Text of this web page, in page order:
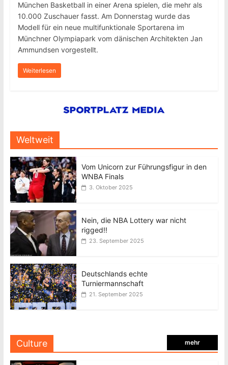
München Basketball in einer Arena spielen, die mehr als
10.000 Zuschauer fasst. Am Donnerstag wurde das
Modell für ein neue multifunktionale Sportarena im
Münchner Olympiapark vom dänischen Architekten Jan
Ammundsen vorgestellt.
Weiterlesen
Weltweit
Vom Unicorn zur Führungsfigur in den
WNBA Finals
3. Oktober 2025
Nein, die NBA Lottery war nicht
rigged!!
23. September 2025
Deutschlands echte
Turniermannschaft
21. September 2025
Culture mehr